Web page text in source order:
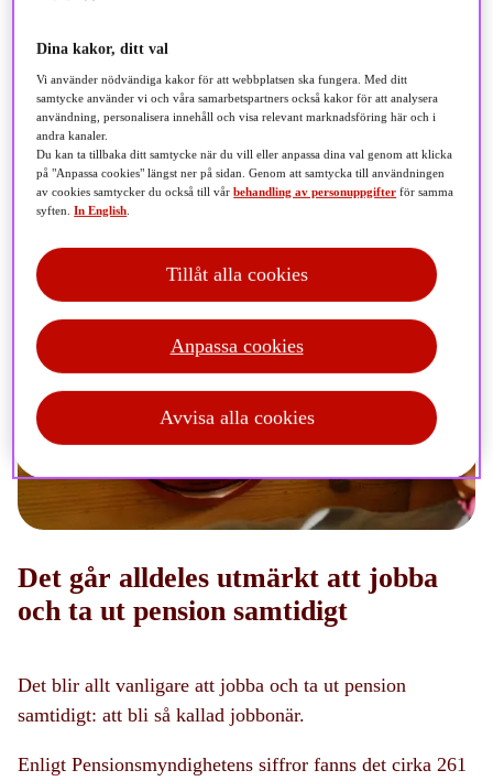
Det går alldeles utmärkt att jobba
och ta ut pension samtidigt
Det blir allt vanligare att jobba och ta ut pension
samtidigt: att bli så kallad jobbonär.
Enligt Pensionsmyndighetens siffror fanns det cirka 261
Dina kakor, ditt val
Vi använder nödvändiga kakor för att webbplatsen ska fungera. Med ditt
samtycke använder vi och våra samarbetspartners också kakor för att analysera
användning, personalisera innehåll och visa relevant marknadsföring här och i
andra kanaler.
Du kan ta tillbaka ditt samtycke när du vill eller anpassa dina val genom att klicka
på "Anpassa cookies" längst ner på sidan. Genom att samtycka till användningen
av cookies samtycker du också till vårbehandling av personuppgifter för samma
syften.In English
Anpassa cookies
Avvisa alla cookies
Tillåt alla cookies